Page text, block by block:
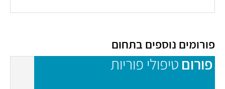
פורומים נוספים בתחום
פורום טיפולי פוריות